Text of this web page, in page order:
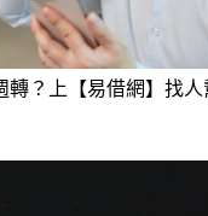
轉？上【易借網】找